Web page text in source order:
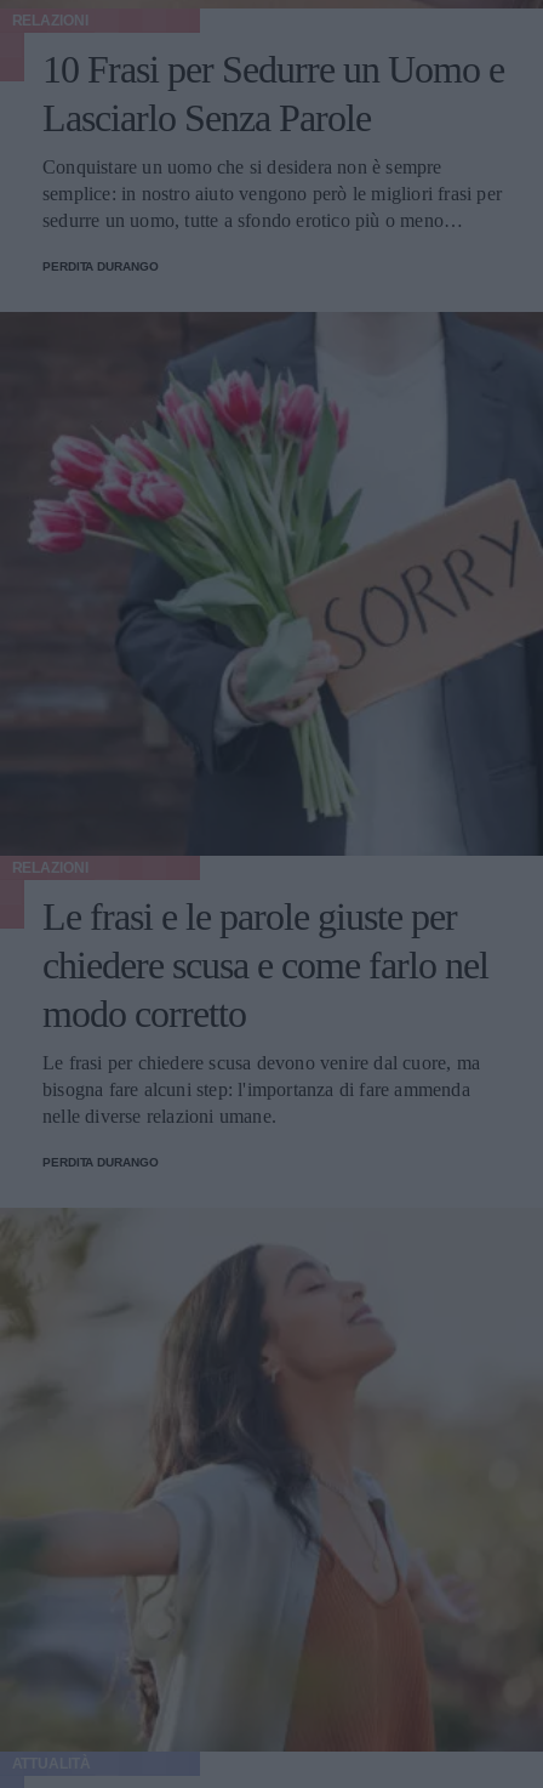
RELAZIONI
10 Frasi per Sedurre un Uomo e
Lasciarlo Senza Parole
Conquistare un uomo che si desidera non è sempre
semplice: in nostro aiuto vengono però le migliori frasi per
sedurre un uomo, tutte a sfondo erotico più o meno
PERDITA DURANGO
RELAZIONI
Le frasi e le parole giuste per
chiedere scusa e come farlo nel
modo corretto
Le frasi per chiedere scusa devono venire dal cuore, ma
bisogna fare alcuni step: l'importanza di fare ammenda
nelle diverse relazioni umane.
PERDITA DURANGO